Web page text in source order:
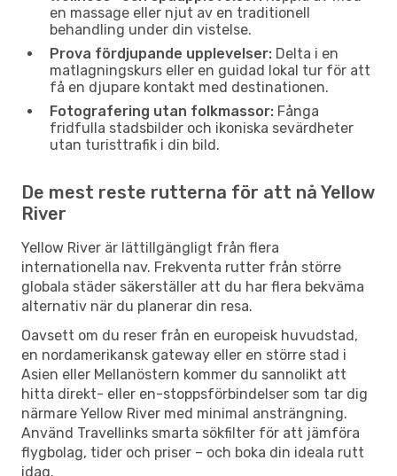
en massage eller njut av en traditionell
behandling under din vistelse.
Prova fördjupande upplevelser: Delta i en
matlagningskurs eller en guidad lokal tur för att
få en djupare kontakt med destinationen.
Fotografering utan folkmassor: Fånga
fridfulla stadsbilder och ikoniska sevärdheter
utan turisttrafik i din bild.
De mest reste rutterna för att nå Yellow
River
Yellow River är lättillgängligt från flera
internationella nav. Frekventa rutter från större
globala städer säkerställer att du har flera bekväma
alternativ när du planerar din resa.
Oavsett om du reser från en europeisk huvudstad,
en nordamerikansk gateway eller en större stad i
Asien eller Mellanöstern kommer du sannolikt att
hitta direkt- eller en-stoppsförbindelser som tar dig
närmare Yellow River med minimal ansträngning.
Använd Travellinks smarta sökfilter för att jämföra
flygbolag, tider och priser – och boka din ideala rutt
idag.